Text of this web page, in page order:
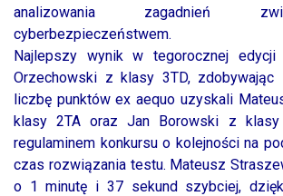
analizowania zagadnień
cyberbezpieczeństwem.
Najlepszy wynik w tegorocznej edycji
Orzechowski z klasy 3TD, zdobywając
liczbę punktów ex aequo uzyskali
klasy 2TA oraz Jan Borowski z klasy
regulaminem konkursu o kolejności na
czas rozwiązania testu. Mateusz
o 1 minutę i 37 sekund szybciej,